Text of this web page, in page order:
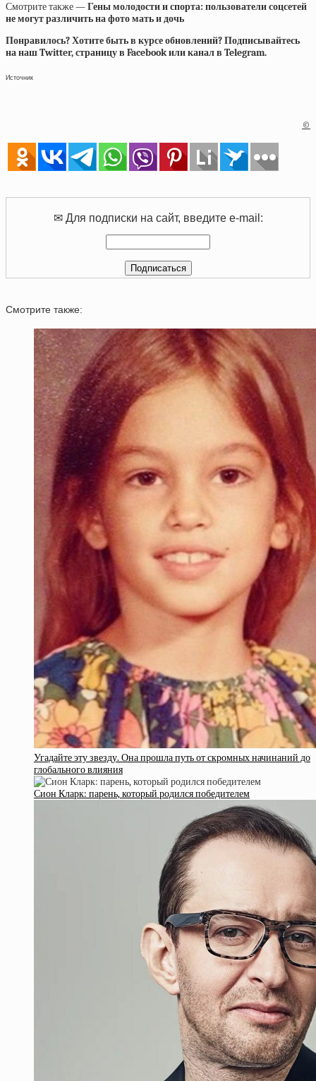
Смотрите также —Гены молодости и спорта: пользователи соцсетей
не могут различить на фото мать и дочь
Понравилось? Хотите быть в курсе обновлений? Подписывайтесь
на наш Twitter, страницу в Facebook или канал в Telegram.
Источник
©
✉ Для подписки на сайт, введите e-mail:
Смотрите также:
Угадайте эту звезду. Она прошла путь от скромных начинаний до
глобального влияния
Сион Кларк: парень, который родился победителем